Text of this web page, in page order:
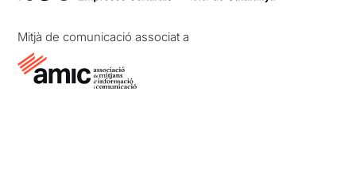
Mitjà de comunicació associat a